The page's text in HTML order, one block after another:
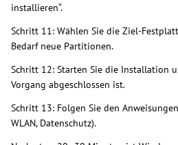
installieren“.
Schritt 11: Wählen Sie die Ziel-
Bedarf neue Partitionen.
Schritt 12: Starten Sie die Installation
Vorgang abgeschlossen ist.
Schritt 13: Folgen Sie den
WLAN, Datenschutz).